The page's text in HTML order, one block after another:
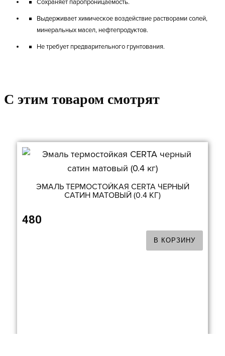
Cохраняет паропроницаемость.
Выдерживает химическое воздействие растворами солей,
минеральных масел, нефтепродуктов.
Не требует предварительного грунтования.
C этим товаром смотрят
ЭМАЛЬ ТЕРМОСТОЙКАЯ CERTA ЧЕРНЫЙ
САТИН МАТОВЫЙ (0.4 КГ)
480
В КОРЗИНУ